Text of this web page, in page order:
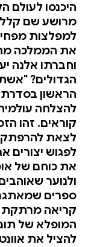
היכנסו לעולם
מרושע שם
למפלצות
את הממלכה
וחברתו אלנה
הגדולים?
הראשון
קוראים. זהו
לצאת
לפגוש יצורים
את כוחם של
ולנוער
ספרים
קריאה מרתקת
המופלא של
להציל את